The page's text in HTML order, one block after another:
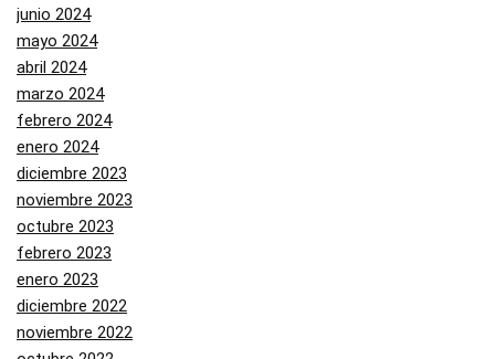
junio 2024
mayo 2024
abril 2024
marzo 2024
febrero 2024
enero 2024
diciembre 2023
noviembre 2023
octubre 2023
febrero 2023
enero 2023
diciembre 2022
noviembre 2022